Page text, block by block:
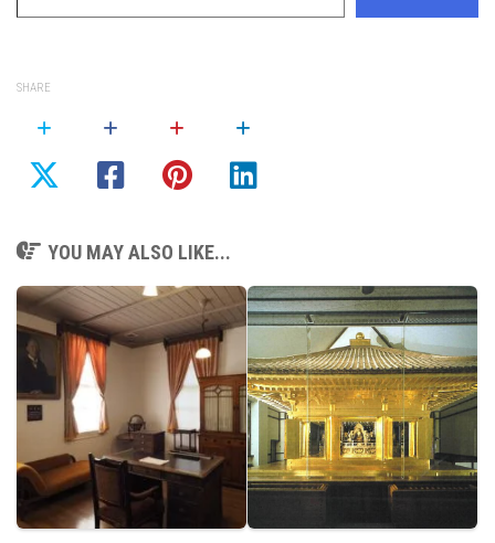
SHARE
YOU MAY ALSO LIKE...